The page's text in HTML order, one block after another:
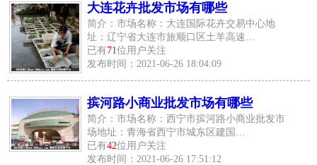
大连花卉批发市场有哪些
简介：市场名称：大连国际花卉交易中心地
址：辽宁省大连市旅顺口区土羊高速…
已有71位用户关注
发布时间：2021-06-26 18:04:09
摈河路小商业批发市场有哪些
简介：市场名称：西宁市摈河路小商业批发市
场地址：青海省西宁市城东区建国…
已有42位用户关注
发布时间：2021-06-26 17:51:12